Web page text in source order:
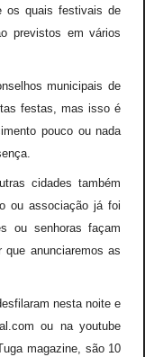
os quais festivais de
previstos em vários
municipais de
festas, mas isso é
pouco ou nada
cidades também
ou associação já foi
ou senhoras façam
anunciaremos as
nesta noite e
ou na youtube
magazine, são 10